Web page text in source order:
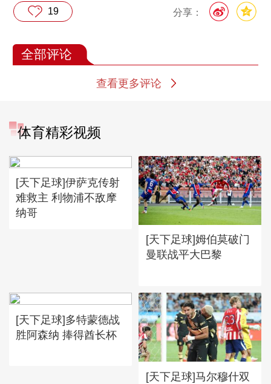
分享：
19
全部评论
查看更多评论
体育精彩视频
[天下足球]伊萨克传射
难救主 利物浦不敌摩
纳哥
[天下足球]姆伯莫破门
曼联战平大巴黎
[天下足球]多特蒙德战
胜阿森纳 捧得酋长杯
[天下足球]马尔穆什双